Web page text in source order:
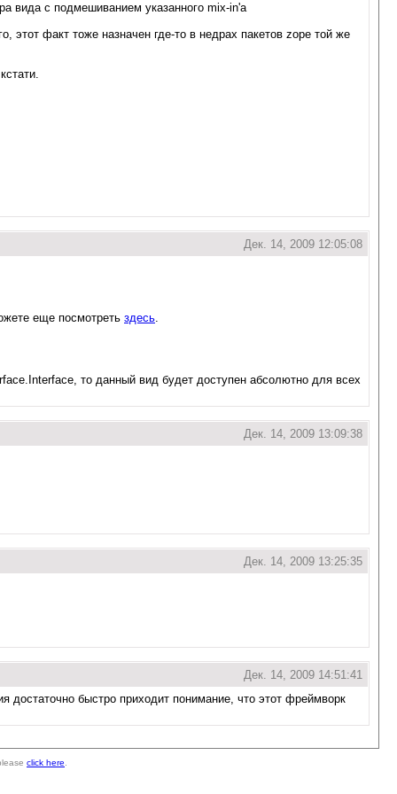
вида с подмешиванием указанного mix-in'а
факт тоже назначен где-то в недрах пакетов zope той же
Дек. 14, 2009 12:05:08
еще посмотреть здесь
то данный вид будет доступен абсолютно для всех
Дек. 14, 2009 13:09:38
Дек. 14, 2009 13:25:35
Дек. 14, 2009 14:51:41
достаточно быстро приходит понимание, что этот фреймворк
click here.